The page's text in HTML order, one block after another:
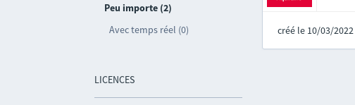
Peu importe (2)
Avec temps réel (0)
LICENCES
créé le 10/03/2022